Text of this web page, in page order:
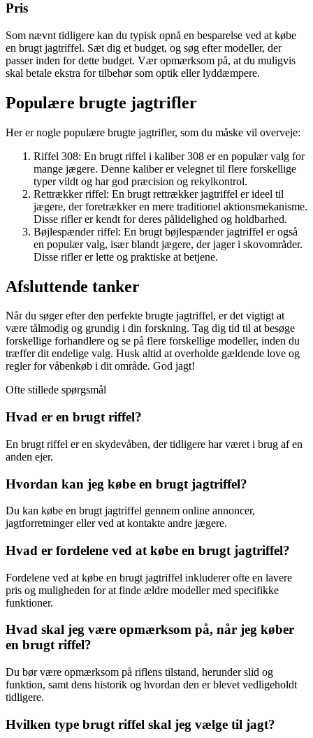
Pris
Som nævnt tidligere kan du typisk opnå en besparelse ved at købe
en brugt jagtriffel. Sæt dig et budget, og søg efter modeller, der
passer inden for dette budget. Vær opmærksom på, at du muligvis
skal betale ekstra for tilbehør som optik eller lyddæmpere.
Populære brugte jagtrifler
Her er nogle populære brugte jagtrifler, som du måske vil overveje:
Riffel 308: En brugt riffel i kaliber 308 er en populær valg for
mange jægere. Denne kaliber er velegnet til flere forskellige
typer vildt og har god præcision og rekylkontrol.
Rettrækker riffel: En brugt rettrækker jagtriffel er ideel til
jægere, der foretrækker en mere traditionel aktionsmekanisme.
Disse rifler er kendt for deres pålidelighed og holdbarhed.
Bøjlespænder riffel: En brugt bøjlespænder jagtriffel er også
en populær valg, især blandt jægere, der jager i skovområder.
Disse rifler er lette og praktiske at betjene.
Afsluttende tanker
Når du søger efter den perfekte brugte jagtriffel, er det vigtigt at
være tålmodig og grundig i din forskning. Tag dig tid til at besøge
forskellige forhandlere og se på flere forskellige modeller, inden du
træffer dit endelige valg. Husk altid at overholde gældende love og
regler for våbenkøb i dit område. God jagt!
Ofte stillede spørgsmål
Hvad er en brugt riffel?
En brugt riffel er en skydevåben, der tidligere har været i brug af en
anden ejer.
Hvordan kan jeg købe en brugt jagtriffel?
Du kan købe en brugt jagtriffel gennem online annoncer,
jagtforretninger eller ved at kontakte andre jægere.
Hvad er fordelene ved at købe en brugt jagtriffel?
Fordelene ved at købe en brugt jagtriffel inkluderer ofte en lavere
pris og muligheden for at finde ældre modeller med specifikke
funktioner.
Hvad skal jeg være opmærksom på, når jeg køber
en brugt riffel?
Du bør være opmærksom på riflens tilstand, herunder slid og
funktion, samt dens historik og hvordan den er blevet vedligeholdt
tidligere.
Hvilken type brugt riffel skal jeg vælge til jagt?